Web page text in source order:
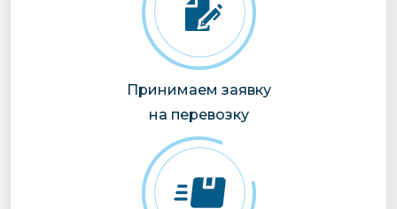
Принимаем заявку
на перевозку